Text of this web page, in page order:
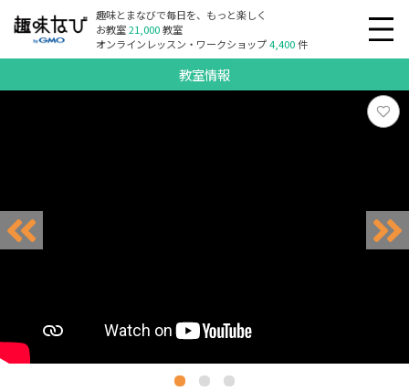
趣味とまなびで毎日を、もっと楽しく
お教室21,000教室
オンラインレッスン・ワークショップ4,400件
教室情報